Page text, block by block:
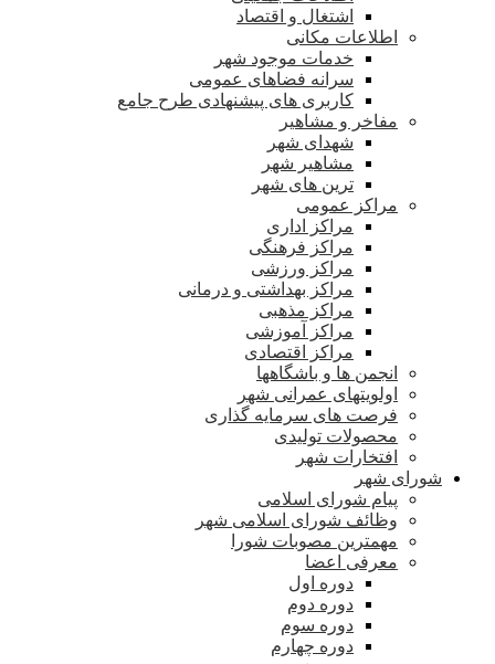
اشتغال و اقتصاد
اطلاعات مکانی
خدمات موجود شهر
سرانه فضاهای عمومی
کاربری های پیشنهادی طرح جامع
مفاخر و مشاهیر
شهدای شهر
مشاهیر شهر
ترین های شهر
مراکز عمومی
مراکز اداری
مراکز فرهنگی
مراکز ورزشی
مراکز بهداشتی و درمانی
مراکز مذهبی
مراکز آموزشی
مراکز اقتصادی
انجمن ها و باشگاهها
اولویتهای عمرانی شهر
فرصت های سرمایه گذاری
محصولات تولیدی
افتخارات شهر
شورای شهر
پیام شورای اسلامی
وظائف شورای اسلامی شهر
مهمترین مصوبات شورا
معرفی اعضا
دوره اول
دوره دوم
دوره سوم
دوره چهارم